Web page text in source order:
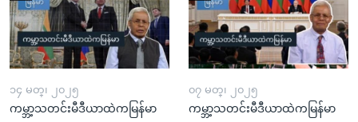
၁၄ မတ္၊ ၂၀၂၅
ကမ္ဘာ့သတင်းမီဒီယာထဲကမြန်မာ
၀၇ မတ္၊ ၂၀၂၅
ကမ္ဘာ့သတင်းမီဒီယာထဲကမြန်မာ